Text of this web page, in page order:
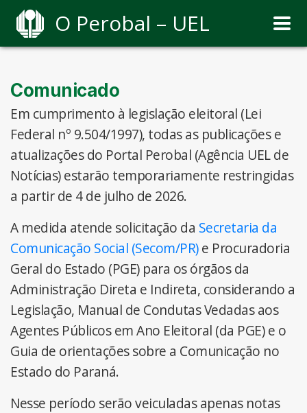
O Perobal – UEL
Comunicado
Em cumprimento à legislação eleitoral (Lei
Federal nº 9.504/1997), todas as publicações e
atualizações do Portal Perobal (Agência UEL de
Notícias) estarão temporariamente restringidas
a partir de 4 de julho de 2026.
A medida atende solicitação da Secretaria da
Comunicação Social (Secom/PR)e Procuradoria
Geral do Estado (PGE) para os órgãos da
Administração Direta e Indireta, considerando a
Legislação, Manual de Condutas Vedadas aos
Agentes Públicos em Ano Eleitoral (da PGE) e o
Guia de orientações sobre a Comunicação no
Estado do Paraná.
Nesse período serão veiculadas apenas notas